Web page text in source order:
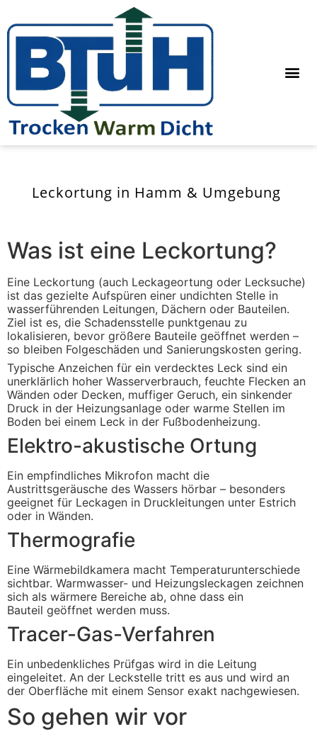
Leckortung in Hamm & Umgebung
Was ist eine Leckortung?
Eine Leckortung (auch Leckageortung oder Lecksuche)
ist das gezielte Aufspüren einer undichten Stelle in
wasserführenden Leitungen, Dächern oder Bauteilen.
Ziel ist es, die Schadensstelle punktgenau zu
lokalisieren, bevor größere Bauteile geöffnet werden –
so bleiben Folgeschäden und Sanierungskosten gering.
Typische Anzeichen für ein verdecktes Leck sind ein
unerklärlich hoher Wasserverbrauch, feuchte Flecken an
Wänden oder Decken, muffiger Geruch, ein sinkender
Druck in der Heizungsanlage oder warme Stellen im
Boden bei einem Leck in der Fußbodenheizung.
Elektro-akustische Ortung
Ein empfindliches Mikrofon macht die
Austrittsgeräusche des Wassers hörbar – besonders
geeignet für Leckagen in Druckleitungen unter Estrich
oder in Wänden.
Thermografie
Eine Wärmebildkamera macht Temperaturunterschiede
sichtbar. Warmwasser- und Heizungsleckagen zeichnen
sich als wärmere Bereiche ab, ohne dass ein
Bauteil geöffnet werden muss.
Tracer-Gas-Verfahren
Ein unbedenkliches Prüfgas wird in die Leitung
eingeleitet. An der Leckstelle tritt es aus und wird an
der Oberfläche mit einem Sensor exakt nachgewiesen.
So gehen wir vor